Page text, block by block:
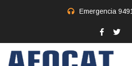
Emergencia